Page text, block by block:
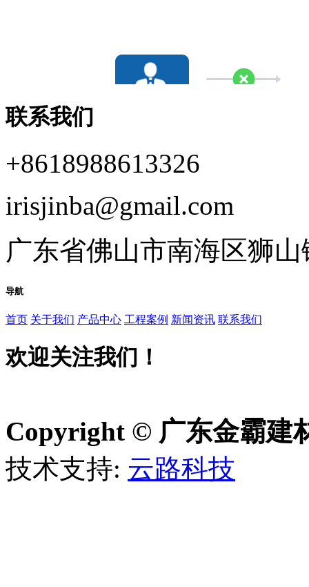
联系我们
+8618988613326
irisjinba@gmail.com
广东省佛山市南海区狮
导航
首页 关于我们 产品中心 工程案例 新闻资讯 联系我们
欢迎关注我们！
Copyright © 广东金霸建
技术支持: 云路科技